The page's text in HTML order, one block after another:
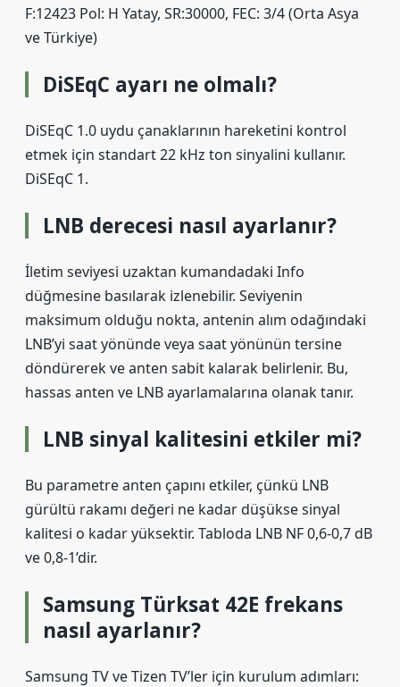
F:12423 Pol: H Yatay, SR:30000, FEC: 3/4 (Orta Asya
ve Türkiye)
DiSEqC ayarı ne olmalı?
DiSEqC 1.0 uydu çanaklarının hareketini kontrol
etmek için standart 22 kHz ton sinyalini kullanır.
DiSEqC 1.
LNB derecesi nasıl ayarlanır?
İletim seviyesi uzaktan kumandadaki Info
düğmesine basılarak izlenebilir. Seviyenin
maksimum olduğu nokta, antenin alım odağındaki
LNB’yi saat yönünde veya saat yönünün tersine
döndürerek ve anten sabit kalarak belirlenir. Bu,
hassas anten ve LNB ayarlamalarına olanak tanır.
LNB sinyal kalitesini etkiler mi?
Bu parametre anten çapını etkiler, çünkü LNB
gürültü rakamı değeri ne kadar düşükse sinyal
kalitesi o kadar yüksektir. Tabloda LNB NF 0,6-0,7 dB
ve 0,8-1’dir.
Samsung Türksat 42E frekans
nasıl ayarlanır?
Samsung TV ve Tizen TV’ler için kurulum adımları: